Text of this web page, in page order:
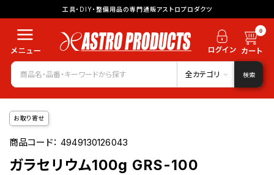
工具・DIY・整備用品の専門通販アストロプロダクツ
0
全カテゴリ 検索
お取り寄せ
商品コード：4949130126043
ガラセリウム100g GRS-100